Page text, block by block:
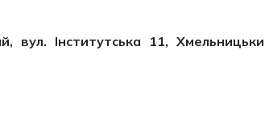
вул. Інститутська 11,